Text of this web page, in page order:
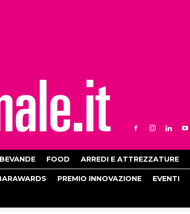
BEVANDE FOOD ARREDI E ATTREZZATURE
PREMIO INNOVAZIONE EVENTI